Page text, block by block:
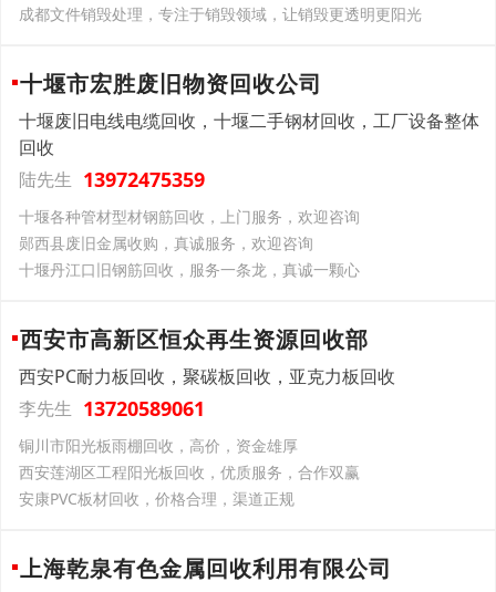
成都文件销毁处理，专注于销毁领域，让销毁更透明更阳光
十堰市宏胜废旧物资回收公司
十堰废旧电线电缆回收，十堰二手钢材回收，工厂设备整体
回收
陆先生 13972475359
十堰各种管材型材钢筋回收，上门服务，欢迎咨询
郧西县废旧金属收购，真诚服务，欢迎咨询
十堰丹江口旧钢筋回收，服务一条龙，真诚一颗心
西安市高新区恒众再生资源回收部
西安PC耐力板回收，聚碳板回收，亚克力板回收
李先生 13720589061
铜川市阳光板雨棚回收，高价，资金雄厚
西安莲湖区工程阳光板回收，优质服务，合作双赢
安康PVC板材回收，价格合理，渠道正规
上海乾泉有色金属回收利用有限公司